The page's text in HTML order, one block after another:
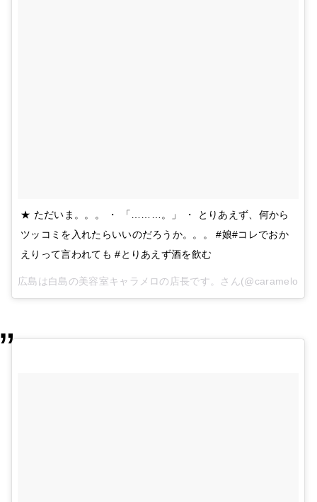
★ ただいま。。。 ・ 「………。」 ・ とりあえず、何から
ツッコミを入れたらいいのだろうか。。。 #娘#コレでおか
えりって言われても #とりあえず酒を飲む
広島は白島の美容室キャラメロの店長です。さん